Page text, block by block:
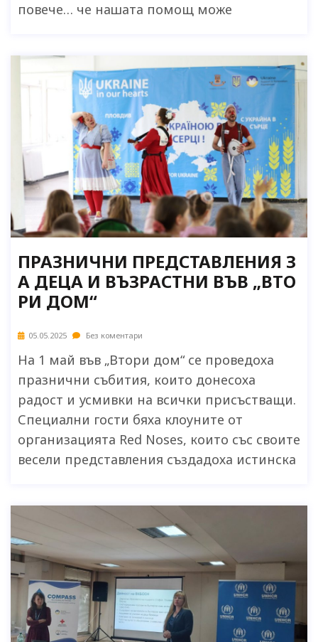
повече… че нашата помощ може
ПРАЗНИЧНИ ПРЕДСТАВЛЕНИЯ З
А ДЕЦА И ВЪЗРАСТНИ ВЪВ „ВТО
РИ ДОМ“
05.05.2025 Без коментари
На 1 май във „Втори дом“ се проведоха
празнични събития, които донесоха
радост и усмивки на всички присъстващи.
Специални гости бяха клоуните от
организацията Red Noses, които със своите
весели представления създадоха истинска